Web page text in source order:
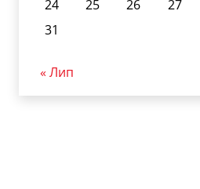
24
25 26 27
31
« Лип